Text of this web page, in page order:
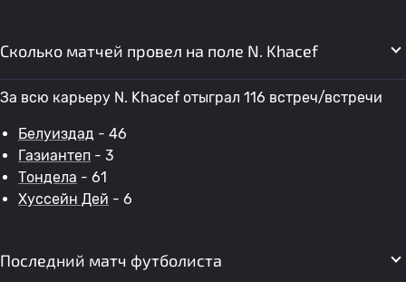
Сколько матчей провел на поле N. Khacef
За всю карьеру N. Khacef отыграл 116 встреч/встречи
Белуиздад - 46
Газиантеп - 3
Тондела - 61
Хуссейн Дей - 6
Последний матч футболиста